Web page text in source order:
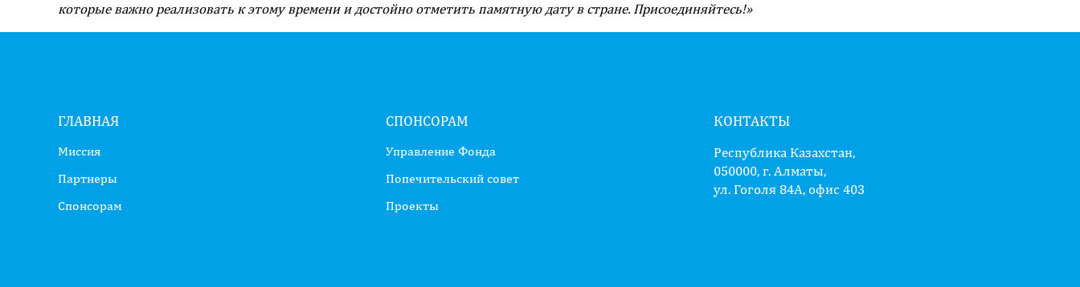
которые важно реализовать к этому времени и достойно отметить памятную дату в стране. Присоединяйтесь!»
ГЛАВНАЯ
Миссия
Партнеры
Спонсорам
СПОНСОРАМ
Управление Фонда
Попечительский совет
Проекты
КОНТАКТЫ
Республика Казахстан,
050000, г. Алматы,
ул. Гоголя 84А, офис 403